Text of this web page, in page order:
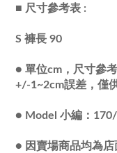
■ 尺寸參考表 :
S 褲長 90
● 單位cm，尺寸參
+/-1~2cm誤差，僅
● Model 小編：
● 因賣場商品均為